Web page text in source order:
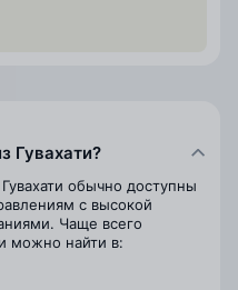
Гувахати?
обычно доступны
с высокой
Чаще всего
можно найти в: